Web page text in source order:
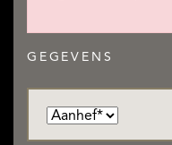
GEGEVENS